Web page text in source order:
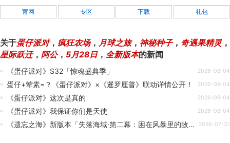
官网 专区 下载 礼包
关于蛋仔派对， 疯狂农场， 月球之旅， 神秘种子， 奇遇果精灵，
星际跃迁， 阿公， 5月28日， 全新版本的新闻
《蛋仔派对》S32「惊魂盛典季」 2026-08-04
蛋仔+荤素=？《蛋仔派对》×《暹罗厘普》联动详情公开！ 2026-08-04
《蛋仔派对》这次是真的 2026-08-04
《蛋仔派对》我保证你们是天使 2026-08-04
《遗忘之海》新版本「失落海域·第二幕：困在风暴里的故乡」7月30日正式上线 2026-07-31